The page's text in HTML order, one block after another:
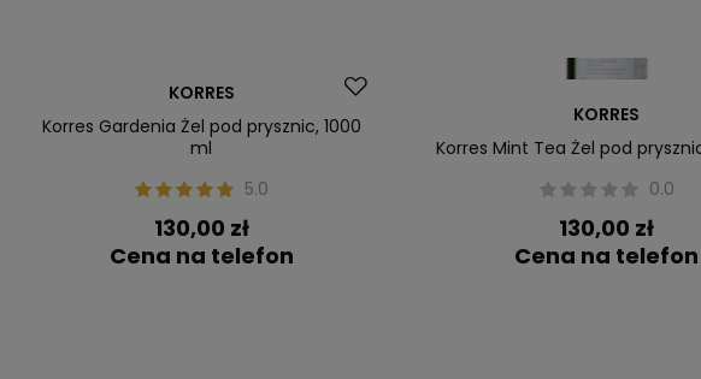
KORRES
Korres Gardenia Żel pod prysznic, 1000
ml
5.0
130,00 zł
Cena na telefon
KORRES
Korres Mint Tea Żel pod
0.0
130,00 zł
Cena na telefon